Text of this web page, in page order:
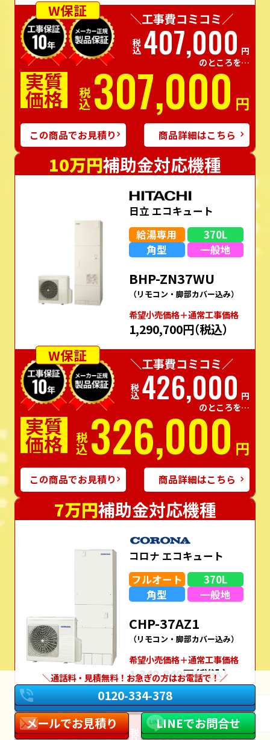
W保証
＼工事費コミコミ／
税込407,000 円
のところを…
実質
価格 税込307,000 円
この商品でお見積り 商品詳細はこちら
10万円補助金対応機種
日立 エコキュート
給湯専用
370L
角型
一般地
BHP-ZN37WU
（リモコン・脚部カバー込み）
希望⼩売価格＋通常⼯事価格
1,290,700円（税込）
W保証
＼工事費コミコミ／
税込426,000 円
のところを…
実質
価格 税込326,000 円
この商品でお見積り 商品詳細はこちら
7万円補助金対応機種
コロナ エコキュート
フルオート
370L
角型
一般地
CHP-37AZ1
（リモコン・脚部カバー込み）
希望⼩売価格＋通常⼯事価格
1,342,840円（税込）
W保証
＼工事費コミコミ／
税込386,000
通話料・見積無料！お急ぎの方はお電話で！
0120-334-378
メールでお見積り
LINEでお問合せ